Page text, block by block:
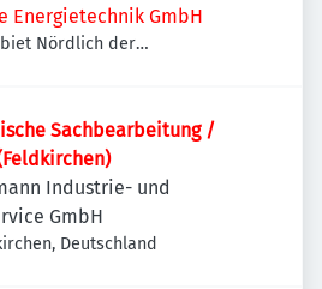
Energietechnik GmbH
Nördlich der
Sachbearbeitung /
Industrie- und
GmbH
Deutschland